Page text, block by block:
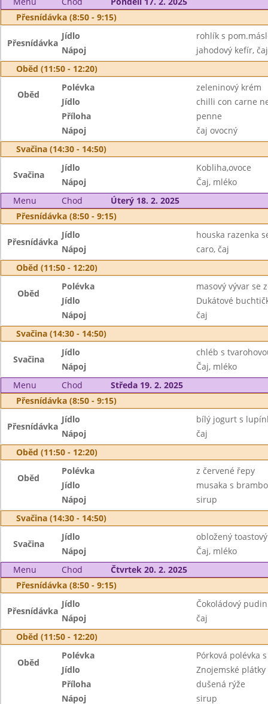
Přesnídávka (8:50 - 9:15)
Přesnídávka
Jídlo
rohlík s
Nápoj
jahodový kefír, čaj
Oběd (11:50 - 12:20)
Oběd
Polévka
zeleninový krém
Jídlo
chilli con carne
Příloha
penne
Nápoj
čaj ovocný
Svačina (14:30 - 14:50)
Svačina
Jídlo
Kobliha,ovoce
Nápoj
Čaj, mléko
Menu
Chod
Úterý 18. 2. 2025
Přesnídávka (8:50 - 9:15)
Přesnídávka
Jídlo
houska razenka
Nápoj
caro, čaj
Oběd (11:50 - 12:20)
Oběd
Polévka
masový vývar se
Jídlo
Dukátové
Nápoj
čaj
Svačina (14:30 - 14:50)
Svačina
Jídlo
chléb s
Nápoj
Čaj, mléko
Menu
Chod
Středa 19. 2. 2025
Přesnídávka (8:50 - 9:15)
Přesnídávka
Jídlo
bílý jogurt s
Nápoj
čaj
Oběd (11:50 - 12:20)
Oběd
Polévka
z červené řepy
Jídlo
musaka s
Nápoj
sirup
Svačina (14:30 - 14:50)
Svačina
Jídlo
obložený
Nápoj
Čaj, mléko
Menu
Chod
Čtvrtek 20. 2. 2025
Přesnídávka (8:50 - 9:15)
Přesnídávka
Jídlo
Čokoládový
Nápoj
čaj
Oběd (11:50 - 12:20)
Oběd
Polévka
Pórková polévka
Jídlo
Znojemské plátky
Příloha
dušená rýže
Nápoj
sirup